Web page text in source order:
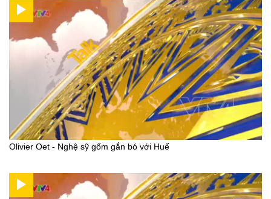
Olivier Oet - Nghệ sỹ gốm gắn bó với Huế